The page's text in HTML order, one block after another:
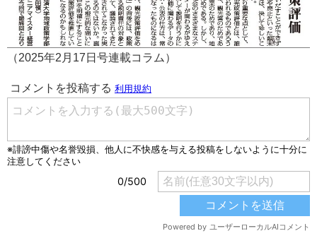
（2025年2月17日号連載コラム）